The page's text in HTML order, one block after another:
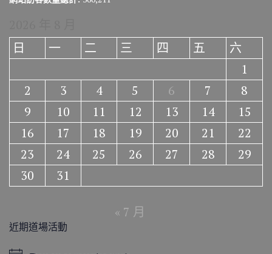
日
一 二 三 四 五
六
1
2
3 4 5 6 7
8
9
10 11 12 13 14
15
16
17 18 19 20 21
22
23
24 25 26 27 28
29
30
31
« 7 月
近期道場活動